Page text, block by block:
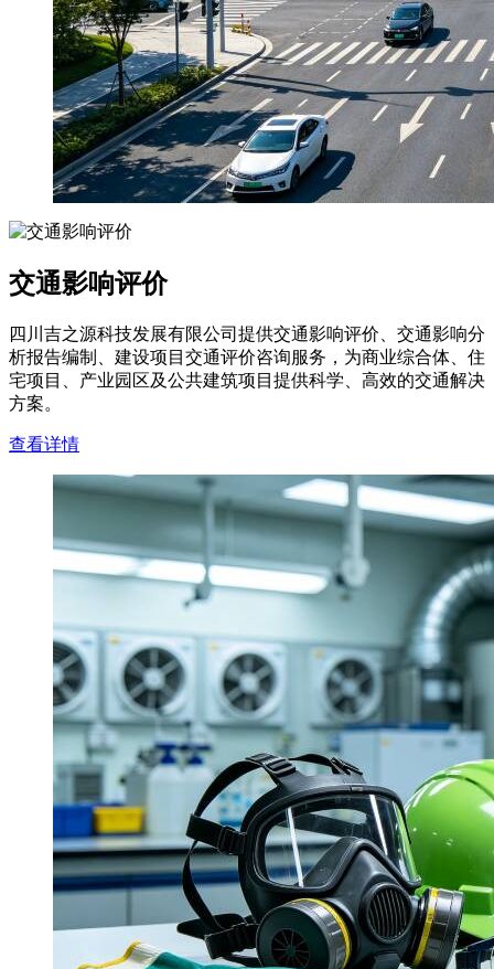
交通影响评价
四川吉之源科技发展有限公司提供交通影响评价、交通影响分
析报告编制、建设项目交通评价咨询服务，为商业综合体、住
宅项目、产业园区及公共建筑项目提供科学、高效的交通解决
方案。
查看详情